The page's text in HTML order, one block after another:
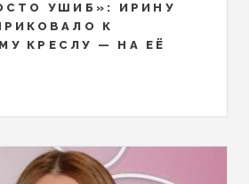
УШИБ»: ИРИНУ
К
КРЕСЛУ — НА ЕЁ